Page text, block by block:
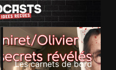
Les carnets de bord